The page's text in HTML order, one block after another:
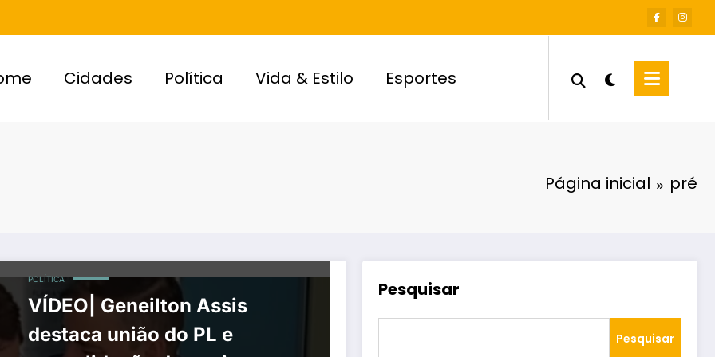
Cidades Política Vida & Estilo Esportes
Página inicial pré
POLÍTICA
VÍDEO| Geneilton Assis
destaca união do PL e
Pesquisar
Pesquisar